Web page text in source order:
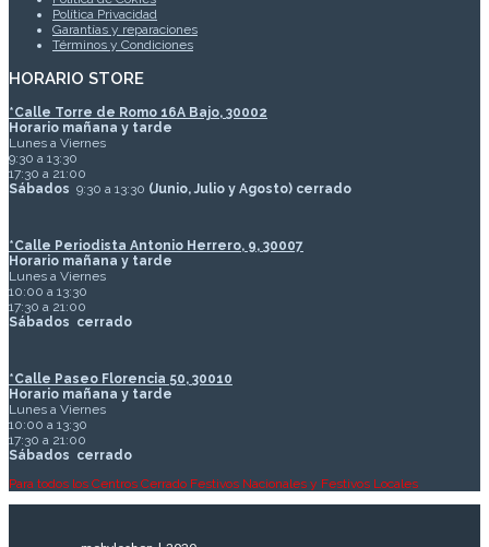
Política Privacidad
Garantías y reparaciones
Términos y Condiciones
HORARIO STORE
*Calle Torre de Romo 16A Bajo, 30002
Horario mañana y tarde
Lunes a Viernes
9:30 a 13:30
17:30 a 21:00
Sábados 9:30 a 13:30 (Junio, Julio y Agosto) cerrado
*Calle Periodista Antonio Herrero, 9, 30007
Horario mañana y tarde
Lunes a Viernes
10:00 a 13:30
17:30 a 21:00
Sábados cerrado
*Calle Paseo Florencia 50, 30010
Horario mañana y tarde
Lunes a Viernes
10:00 a 13:30
17:30 a 21:00
Sábados cerrado
Para todos los Centros Cerrado Festivos Nacionales y Festivos Locales